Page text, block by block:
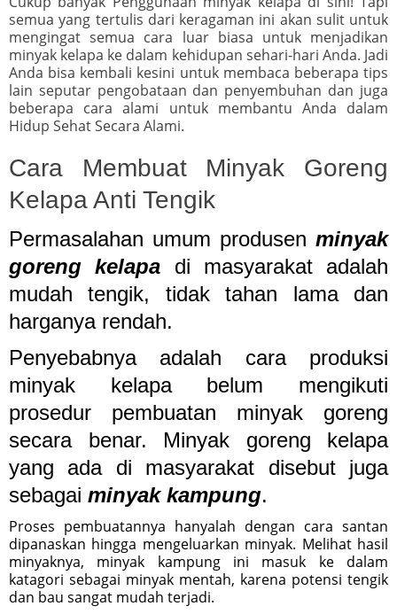
semua yang tertulis dari keragaman ini akan sulit untuk
mengingat semua cara luar biasa untuk menjadikan
minyak kelapa ke dalam kehidupan sehari-hari Anda. Jadi
Anda bisa kembali kesini untuk membaca beberapa tips
lain seputar pengobataan dan penyembuhan dan juga
beberapa cara alami untuk membantu Anda dalam
Hidup Sehat Secara Alami.
Cara Membuat Minyak Goreng
Kelapa Anti Tengik
Permasalahan umum produsen minyak
goreng kelapa di masyarakat adalah
mudah tengik, tidak tahan lama dan
harganya rendah.
Penyebabnya adalah cara produksi
minyak kelapa belum mengikuti
prosedur pembuatan minyak goreng
secara benar. Minyak goreng kelapa
yang ada di masyarakat disebut juga
sebagai minyak kampung.
Proses pembuatannya hanyalah dengan cara santan
dipanaskan hingga mengeluarkan minyak. Melihat hasil
minyaknya, minyak kampung ini masuk ke dalam
katagori sebagai minyak mentah, karena potensi tengik
dan bau sangat mudah terjadi.